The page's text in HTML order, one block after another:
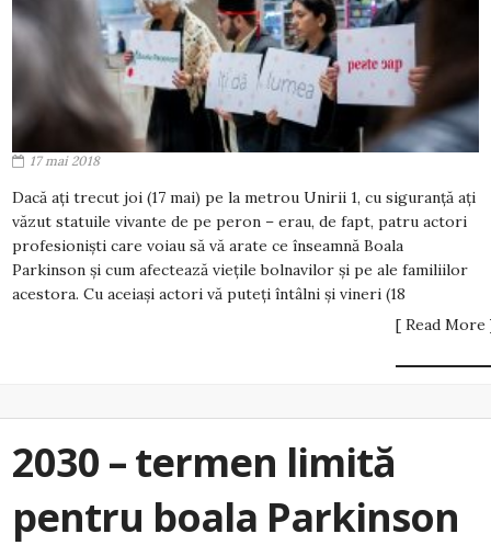
17 mai 2018
Dacă ați trecut joi (17 mai) pe la metrou Unirii 1, cu siguranță ați
văzut statuile vivante de pe peron – erau, de fapt, patru actori
profesioniști care voiau să vă arate ce înseamnă Boala
Parkinson și cum afectează viețile bolnavilor și pe ale familiilor
acestora. Cu aceiași actori vă puteți întâlni și vineri (18
[ Read More
2030 – termen limită
pentru boala Parkinson